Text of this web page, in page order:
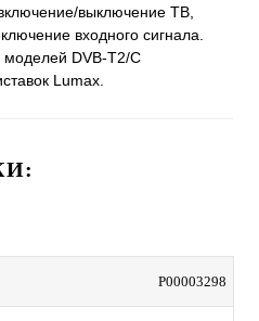
выключение ТВ,
входного сигнала.
DVB-T2/C
Lumax.
P00003298